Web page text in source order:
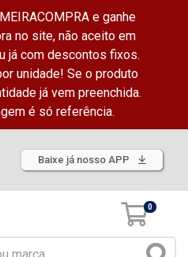
e ganhe
no site, não aceito em
já com descontos fixos.
unidade! Se o produto
já vem preenchida.
é só referência.
Baixe já nosso APP
0